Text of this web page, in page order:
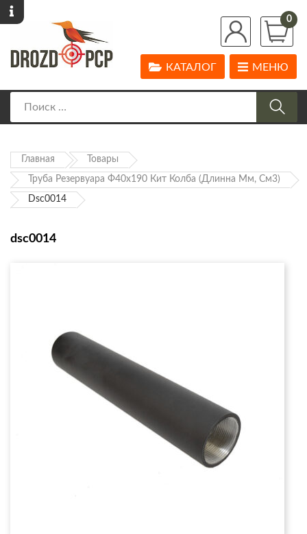
0
МЕНЮ
КАТАЛОГ
Главная Товары
Труба Резервуара Ф40х190 Кит Колба (длинна Мм, См3)
Dsc0014
dsc0014